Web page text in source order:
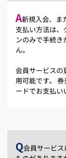
A新規入会、ま
支払い方法は、
ンのみで手続
ん。
会員サービスの
用可能です。
ードでお支払い
Q会員サービ